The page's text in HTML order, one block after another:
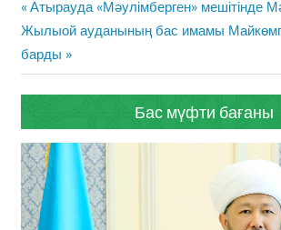
Жазба
навигациясы
Previous
Post:
Атырауда «Мәулімберген» мешітінде
Next
Post:
Жылыой ауданының бас имамы
барды
Бас мүфти бағаны